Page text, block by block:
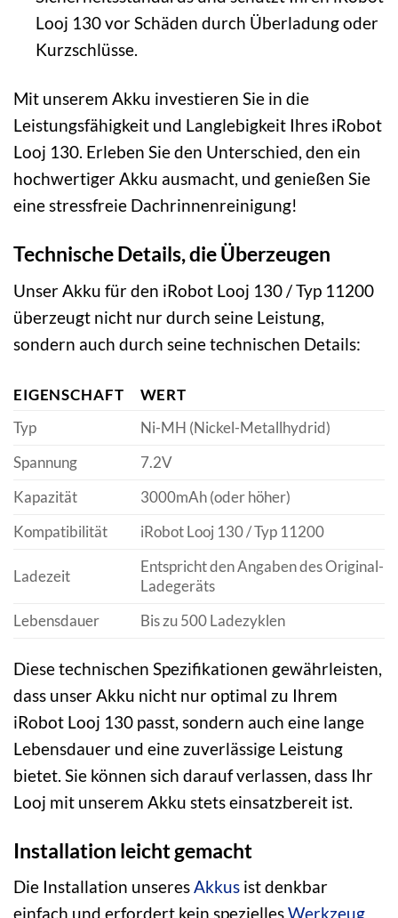
Looj 130 vor Schäden durch Überladung oder
Kurzschlüsse.
Mit unserem Akku investieren Sie in die
Leistungsfähigkeit und Langlebigkeit Ihres iRobot
Looj 130. Erleben Sie den Unterschied, den ein
hochwertiger Akku ausmacht, und genießen Sie
eine stressfreie Dachrinnenreinigung!
Technische Details, die Überzeugen
Unser Akku für den iRobot Looj 130 / Typ 11200
überzeugt nicht nur durch seine Leistung,
sondern auch durch seine technischen Details:
EIGENSCHAFT
WERT
Typ
Ni-MH (Nickel-Metallhydrid)
Spannung
7.2V
Kapazität
3000mAh (oder höher)
Kompatibilität
iRobot Looj 130 / Typ 11200
Ladezeit
Entspricht den Angaben des Original-
Ladegeräts
Lebensdauer
Bis zu 500 Ladezyklen
Diese technischen Spezifikationen gewährleisten,
dass unser Akku nicht nur optimal zu Ihrem
iRobot Looj 130 passt, sondern auch eine lange
Lebensdauer und eine zuverlässige Leistung
bietet. Sie können sich darauf verlassen, dass Ihr
Looj mit unserem Akku stets einsatzbereit ist.
Installation leicht gemacht
Die Installation unseresAkkus ist denkbar
einfach und erfordert kein speziellesWerkzeug